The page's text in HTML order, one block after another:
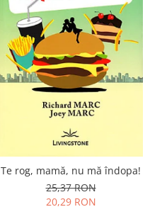
Te rog, mamă, nu mă îndopa!
25,37 RON
20,29 RON